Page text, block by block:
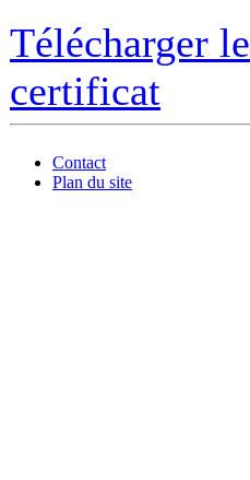
Télécharger le
certificat
Contact
Plan du site